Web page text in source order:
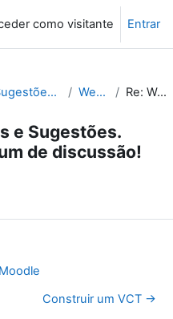
como visitante Entrar
Notícias, Dúvidas e Sugestões. Participe no Fórum de discussão! Web Quest's Re: Web Quest's
e Sugestões.
de discussão!
Construir um VCT →